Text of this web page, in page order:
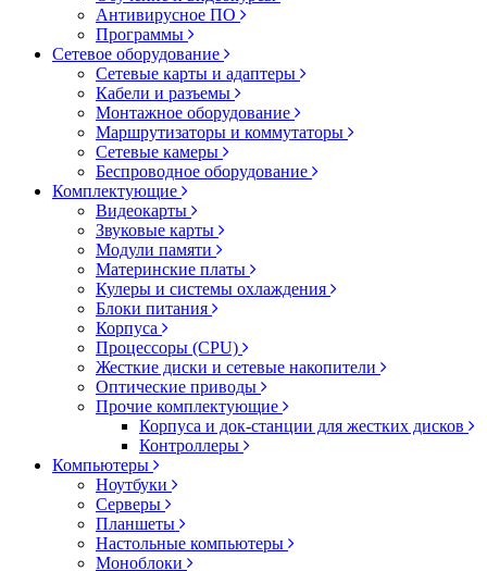
Антивирусное ПО
Программы
Сетевое оборудование
Сетевые карты и адаптеры
Кабели и разъемы
Монтажное оборудование
Маршрутизаторы и коммутаторы
Сетевые камеры
Беспроводное оборудование
Комплектующие
Видеокарты
Звуковые карты
Модули памяти
Материнские платы
Кулеры и системы охлаждения
Блоки питания
Корпуса
Процессоры (CPU)
Жесткие диски и сетевые накопители
Оптические приводы
Прочие комплектующие
Корпуса и док-станции для жестких дисков
Контроллеры
Компьютеры
Ноутбуки
Серверы
Планшеты
Настольные компьютеры
Моноблоки